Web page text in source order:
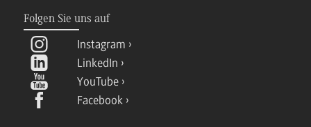
Folgen Sie uns auf
Instagram
LinkedIn
YouTube
Facebook